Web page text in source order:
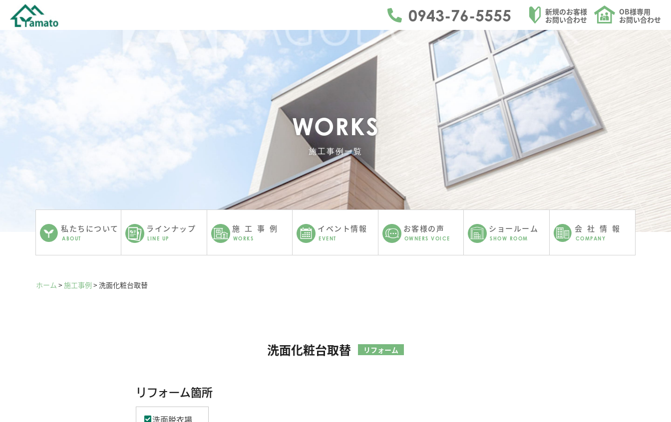
うきは市・久留米市・朝倉市・日田市を中心にリフォームを請け負う大和ハウジングの洗面化粧台取替のページ
0943-76-5555
新規のお客様
お問い合わせ
OB様専用
お問い合わせ
私たちについて
ABOUT
ラインナップ
LINE UP
施工事例
WORKS
イベント情報
EVENT
お客様の声
OWNERS VOICE
ショールーム
SHOW ROOM
会社情報
COMPANY
WORKS
施工事例一覧
ホーム > 施工事例 > 洗面化粧台取替
洗面化粧台取替 リフォーム
リフォーム箇所
洗面脱衣場